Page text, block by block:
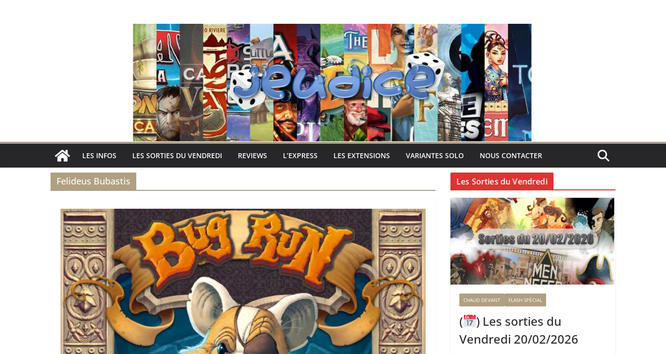
LES INFOS LES SORTIES DU VENDREDI REVIEWS L’EXPRESS LES EXTENSIONS VARIANTES SOLO NOUS CONTACTER
Felideus Bubastis Les Sorties du Vendredi
CHAUD DEVANT FLASH SPÉCIAL
(
) Les sorties du
Vendredi 20/02/2026